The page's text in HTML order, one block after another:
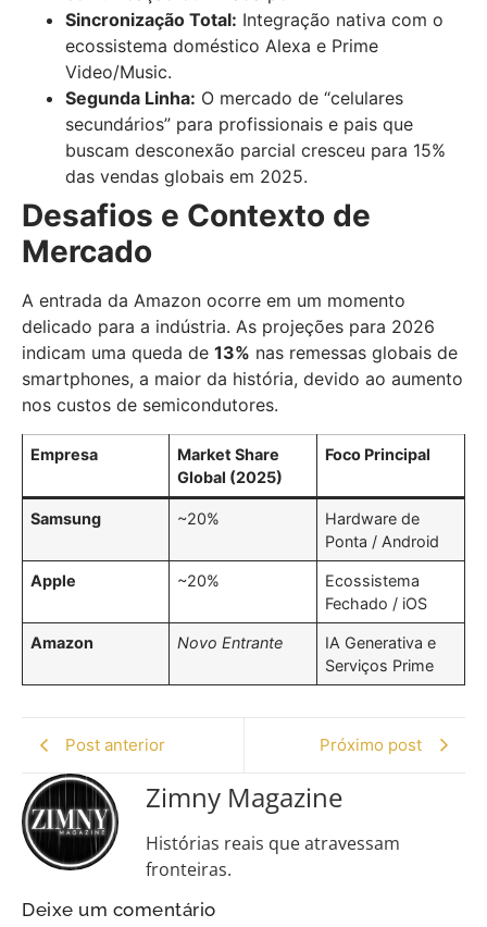
Sincronização Total: Integração nativa com o
ecossistema doméstico Alexa e Prime
Video/Music.
Segunda Linha: O mercado de “celulares
secundários” para profissionais e pais que
buscam desconexão parcial cresceu para 15%
das vendas globais em 2025.
Desafios e Contexto de
Mercado
A entrada da Amazon ocorre em um momento
delicado para a indústria. As projeções para 2026
indicam uma queda de 13% nas remessas globais de
smartphones, a maior da história, devido ao aumento
nos custos de semicondutores.
Empresa
Market Share
Global (2025)
Foco Principal
Samsung ~20%
Hardware de
Ponta / Android
Apple ~20%
Ecossistema
Fechado / iOS
Amazon Novo Entrante
IA Generativa e
Serviços Prime
Post anterior Próximo post
Zimny Magazine
Histórias reais que atravessam
fronteiras.
Deixe um comentário